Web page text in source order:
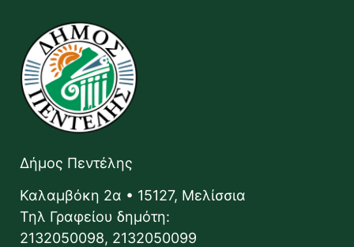
Δήμος Πεντέλης
Καλαμβόκη 2α • 15127, Μελίσσια
Τηλ Γραφείου δημότη:
2132050098, 2132050099